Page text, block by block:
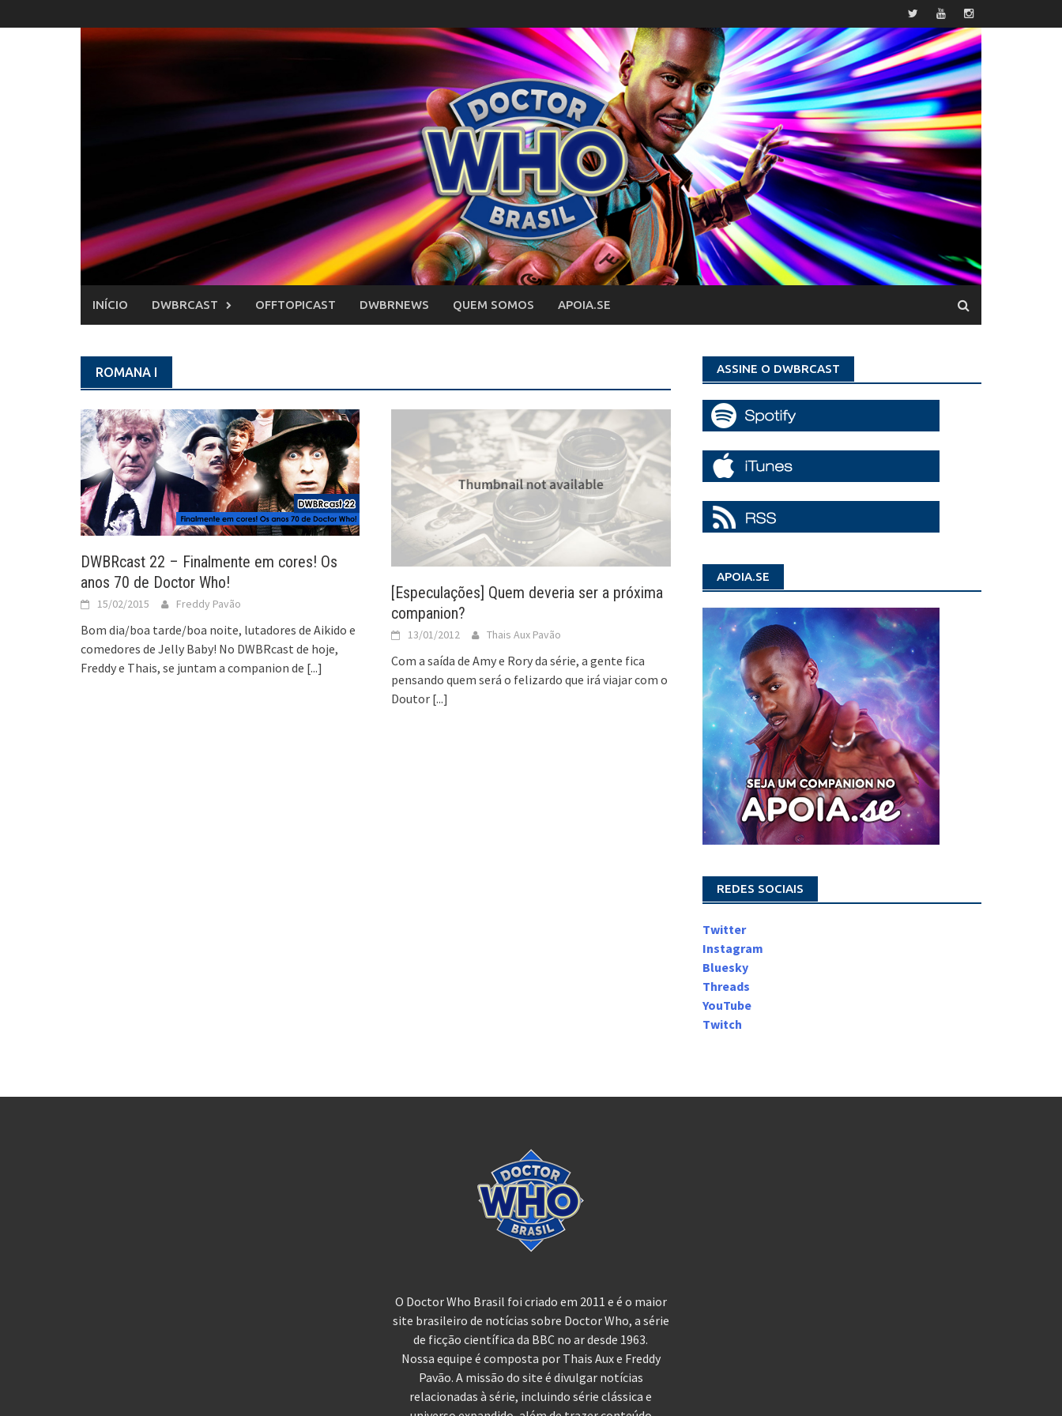
to
INÍCIO DWBRCAST OFFTOPICAST DWBRNEWS QUEM SOMOS APOIA.SE
ROMANA I
DWBRcast 22 – Finalmente em cores! Os
anos 70 de Doctor Who!
15/02/2015 Freddy Pavão
Bom dia/boa tarde/boa noite, lutadores de Aikido e
comedores de Jelly Baby! No DWBRcast de hoje,
Freddy e Thais, se juntam a companion de [...]
[Especulações] Quem deveria ser a próxima
companion?
13/01/2012 Thais Aux Pavão
Com a saída de Amy e Rory da série, a gente fica
pensando quem será o felizardo que irá viajar com o
Doutor [...]
ASSINE O DWBRCAST
APOIA.SE
REDES SOCIAIS
Twitter
Instagram
Bluesky
Threads
YouTube
Twitch
O Doctor Who Brasil foi criado em 2011 e é o maior
site brasileiro de notícias sobre Doctor Who, a série
de ficção científica da BBC no ar desde 1963.
Nossa equipe é composta por Thais Aux e Freddy
Pavão. A missão do site é divulgar notícias
relacionadas à série, incluindo série clássica e